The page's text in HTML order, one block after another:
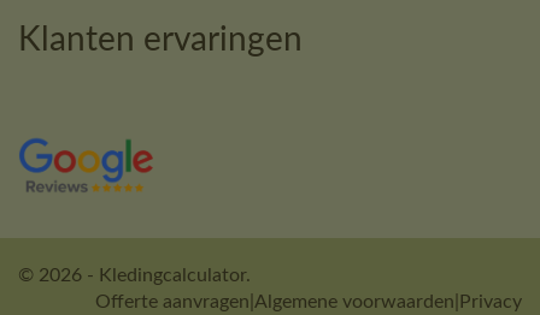
Klanten ervaringen
© 2026 - Kledingcalculator.
Offerte aanvragen Algemene voorwaarden Privacy